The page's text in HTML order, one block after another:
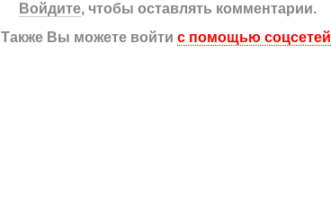
Войдите, чтобы оставлять комментарии.
Также Вы можете войти с помощью соцсетей